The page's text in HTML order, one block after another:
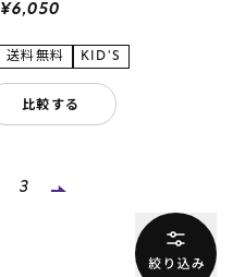
¥6,050
比較する
3